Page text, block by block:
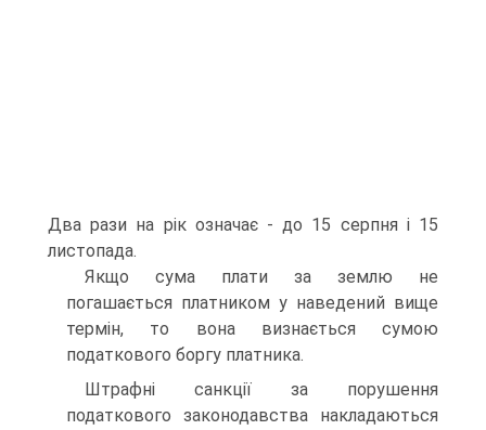
Два рази на рік означає - до 15 серпня і 15
листопада.
Якщо сума плати за землю не
погашається платником у наведений вище
термін, то вона визнається сумою
податкового боргу платника.
Штрафні санкції за порушення
податкового законодавства накладаються